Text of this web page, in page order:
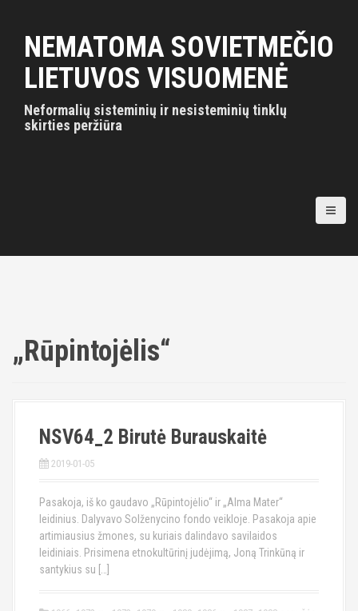
NEMATOMA SOVIETMEČIO
LIETUVOS VISUOMENĖ
Neformalių sisteminių ir nesisteminių tinklų
skirties peržiūra
„Rūpintojėlis“
NSV64_2 Birutė Burauskaitė
2019-01-05
Pasakoja, iš ko gaudavo „Rūpintojėlio“ ir „Alma Mater“
leidinius. Dalyvavo Solženycino fondo veikloje. Pasakoja apie
artimiausius žmones, su kuriais dalindavo savilaidos
leidiniais. Prisimena etnokultūrinį judėjimą, Joną Trinkūną ir
santykius su […]